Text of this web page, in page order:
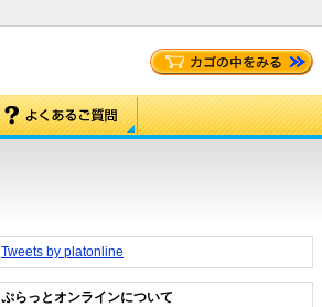
Tweets by platonline
ぷらっとオンラインについて